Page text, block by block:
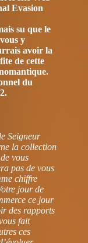
Evasion
su que le
y
avoir la
de cette
du
Seigneur
la collection
vous
pas de vous
chiffre
jour de
ce jour
des rapports
fait
ces